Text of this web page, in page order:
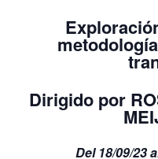
Dirigido por
Del 18/09/23